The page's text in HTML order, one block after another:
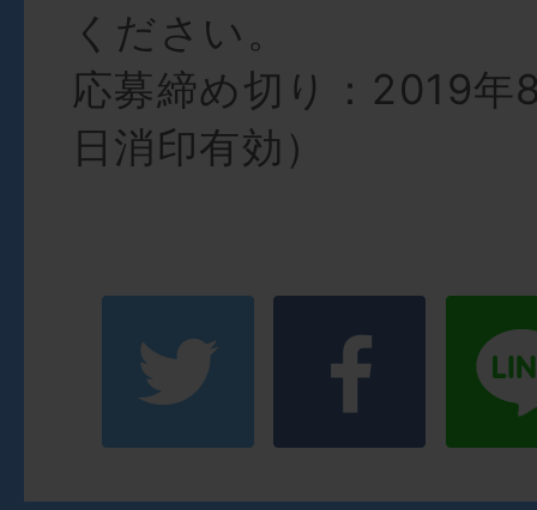
ください。
応募締め切り：2019年
日消印有効）